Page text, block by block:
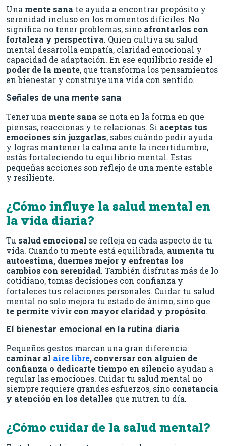
Una mente sana te ayuda a encontrar propósito y
serenidad incluso en los momentos difíciles. No
significa no tener problemas, sino afrontarlos con
fortaleza y perspectiva. Quien cultiva su salud
mental desarrolla empatía, claridad emocional y
capacidad de adaptación. En ese equilibrio reside el
poder de la mente, que transforma los pensamientos
en bienestar y construye una vida con sentido.
Señales de una mente sana
Tener una mente sana se nota en la forma en que
piensas, reaccionas y te relacionas. Si aceptas tus
emociones sin juzgarlas, sabes cuándo pedir ayuda
y logras mantener la calma ante la incertidumbre,
estás fortaleciendo tu equilibrio mental. Estas
pequeñas acciones son reflejo de una mente estable
y resiliente.
¿Cómo influye la salud mental en
la vida diaria?
Tu salud emocional se refleja en cada aspecto de tu
vida. Cuando tu mente está equilibrada, aumenta tu
autoestima, duermes mejor y enfrentas los
cambios con serenidad. También disfrutas más de lo
cotidiano, tomas decisiones con confianza y
fortaleces tus relaciones personales. Cuidar tu salud
mental no solo mejora tu estado de ánimo, sino que
te permite vivir con mayor claridad y propósito.
El bienestar emocional en la rutina diaria
Pequeños gestos marcan una gran diferencia:
caminar al aire libre, conversar con alguien de
confianza o dedicarte tiempo en silencio ayudan a
regular las emociones. Cuidar tu salud mental no
siempre requiere grandes esfuerzos, sino constancia
y atención en los detalles que nutren tu día.
¿Cómo cuidar de la salud mental?